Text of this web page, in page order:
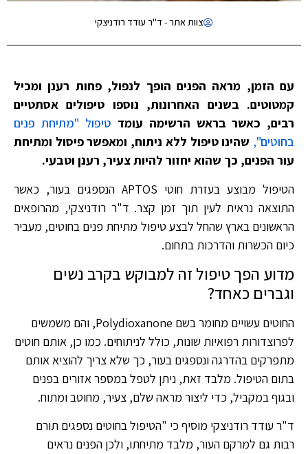
צוות אתר - ד"ר עודד רודניצקי
עם הזמן, מראה הפנים הופך לנפול, פחות רענן ומכיל
קמטוטים. בשנים האחרונות, נוספו טיפולים אסתטיים
רבים, כאשר בראש הרשימה עומד טיפול "מתיחת פנים
בחוטים", שהינו טיפול ללא ניתוח, ומאפשר פיסול ומתיחת
עור הפנים, כך שהוא יחזור להיות צעיר, רענן וטבעי.
הטיפול מבוצע בעזרת חוטי APTOS הנספגים בעור, כאשר
התוצאה נראית לעין תוך זמן קצר. ד"ר רודניצקי, מהרופאים
הראשונים בארץ שהחל לבצע טיפול מתיחת פנים בחוטים, מעביר
כיום הכשרות והדרכות בתחום.
מדוע הפך טיפול זה למבוקש בקרב נשים
וגברים כאחד?
החוטים עשויים מחומר בשם Polydioxanone, והם משמשים
לפרוצדורות רפואיות שונות, כולל לניתוחים. כמו כן, אותם חוטים
מתפרקים בהדרגה ונספגים בעור, כך שלא צריך להוציא אותם
בתום הטיפול. מלבד זאת, ניתן לטפל במספר אזורים בפנים
ובגוף במקביל, כדי ליצור מראה שלם, צעיר, מחוטב ומתוח.
ד"ר עודד רודניצקי מוסיף כי "הטיפול בחוטים נספגים תורם
רבות גם למרקם העור, מלבד מתיחתו, ולכן הפנים נראים